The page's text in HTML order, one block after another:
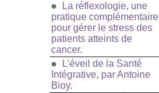
La réflexologie, une
pratique complémentaire
pour gérer le stress des
patients atteints de
cancer.
L’éveil de la Santé
Intégrative, par Antoine
Bioy.